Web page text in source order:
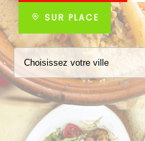
VOS AVIS
MENTIONS LÉGALES
SUR PLACE